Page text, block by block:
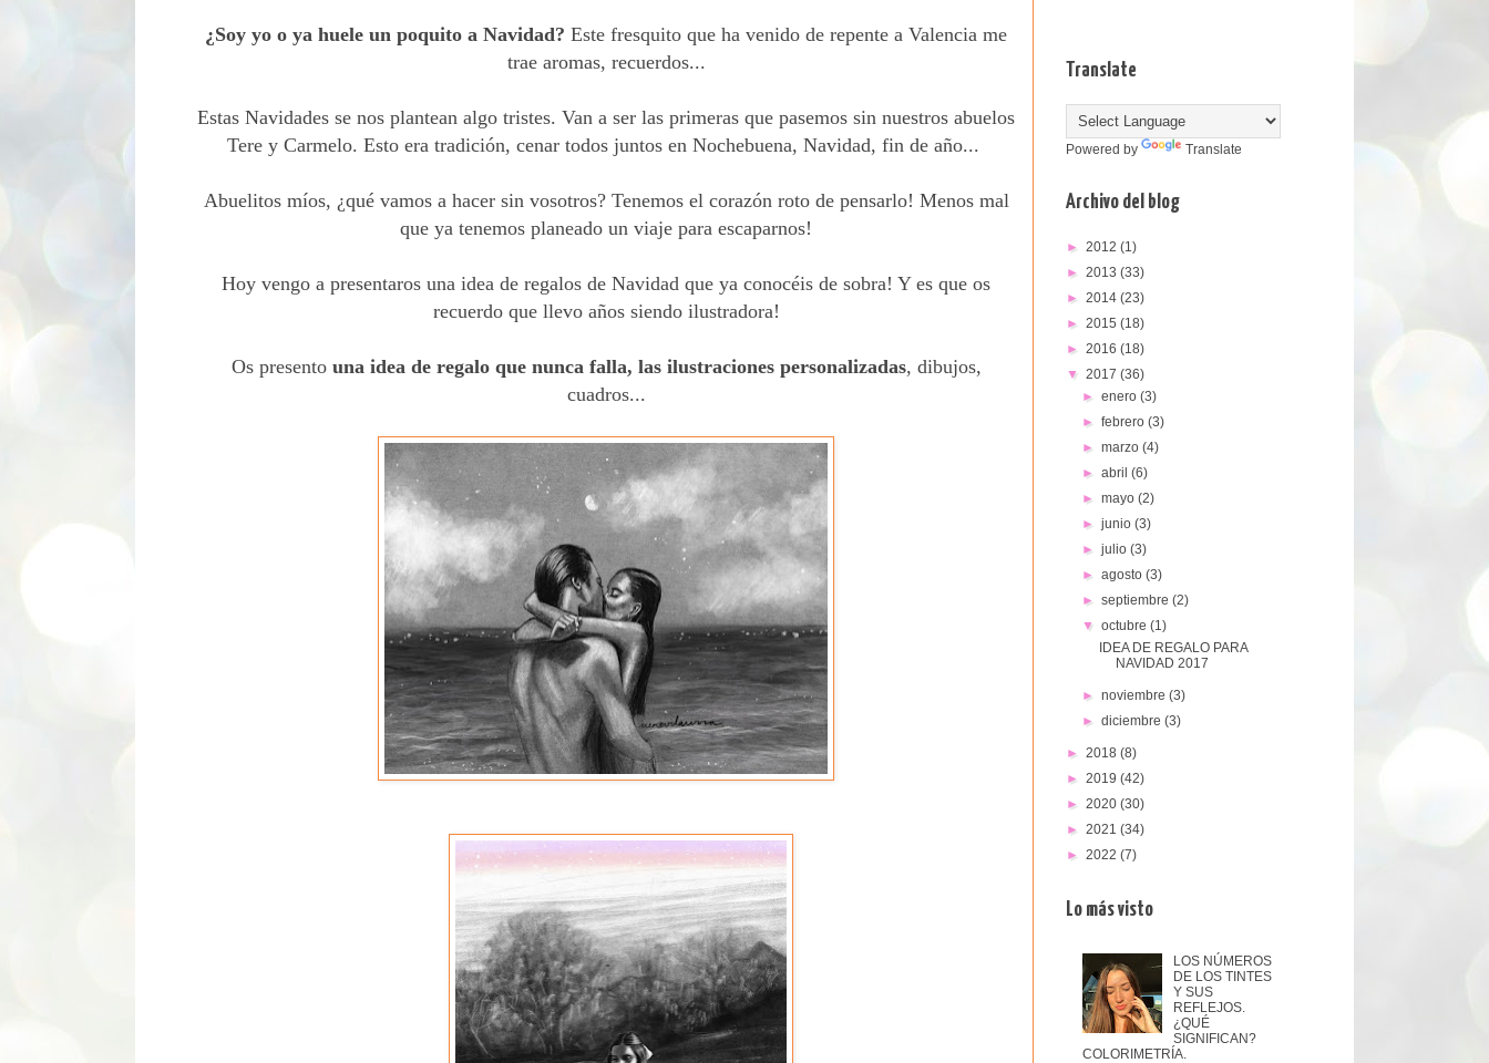
¿Soy yo o ya huele un poquito a Navidad? Este fresquito que ha venido de repente a Valencia me
trae aromas, recuerdos...
Estas Navidades se nos plantean algo tristes. Van a ser las primeras que pasemos sin nuestros abuelos
Tere y Carmelo. Esto era tradición, cenar todos juntos en Nochebuena, Navidad, fin de año...
Abuelitos míos, ¿qué vamos a hacer sin vosotros? Tenemos el corazón roto de pensarlo! Menos mal
que ya tenemos planeado un viaje para escaparnos!
Hoy vengo a presentaros una idea de regalos de Navidad que ya conocéis de sobra! Y es que os
recuerdo que llevo años siendo ilustradora!
Os presento una idea de regalo que nunca falla, las ilustraciones personalizadas, dibujos,
cuadros...
Translate
Powered by Translate
Archivo del blog
► 2012 (1)
► 2013 (33)
► 2014 (23)
► 2015 (18)
► 2016 (18)
▼ 2017 (36)
►enero(3)
►febrero(3)
►marzo(4)
►abril(6)
►mayo(2)
►junio(3)
►julio(3)
►agosto(3)
►septiembre(2)
▼octubre(1)
IDEA DE REGALO PARA
NAVIDAD 2017
►noviembre(3)
►diciembre(3)
► 2018 (8)
► 2019 (42)
► 2020 (30)
► 2021 (34)
► 2022 (7)
Lo más visto
LOS NÚMEROS
DE LOS TINTES
Y SUS
REFLEJOS.
¿QUÉ
SIGNIFICAN?
COLORIMETRÍA.